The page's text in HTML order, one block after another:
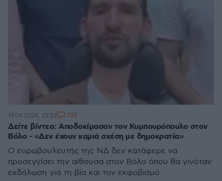
Δείτε βίντεο: Αποδοκίμασαν τον Κυμπουρόπουλο στον
Βόλο - «Δεν έχουν καμιά σχέση με δημοκρατία»
Ο ευρωβουλευτής της ΝΔ δεν κατάφερε να
προσεγγίσει την αίθουσα στον Βόλο όπου θα γινόταν
εκδήλωση για τη βία και τον εκφοβισμό
19.04.2024, 23:22 225